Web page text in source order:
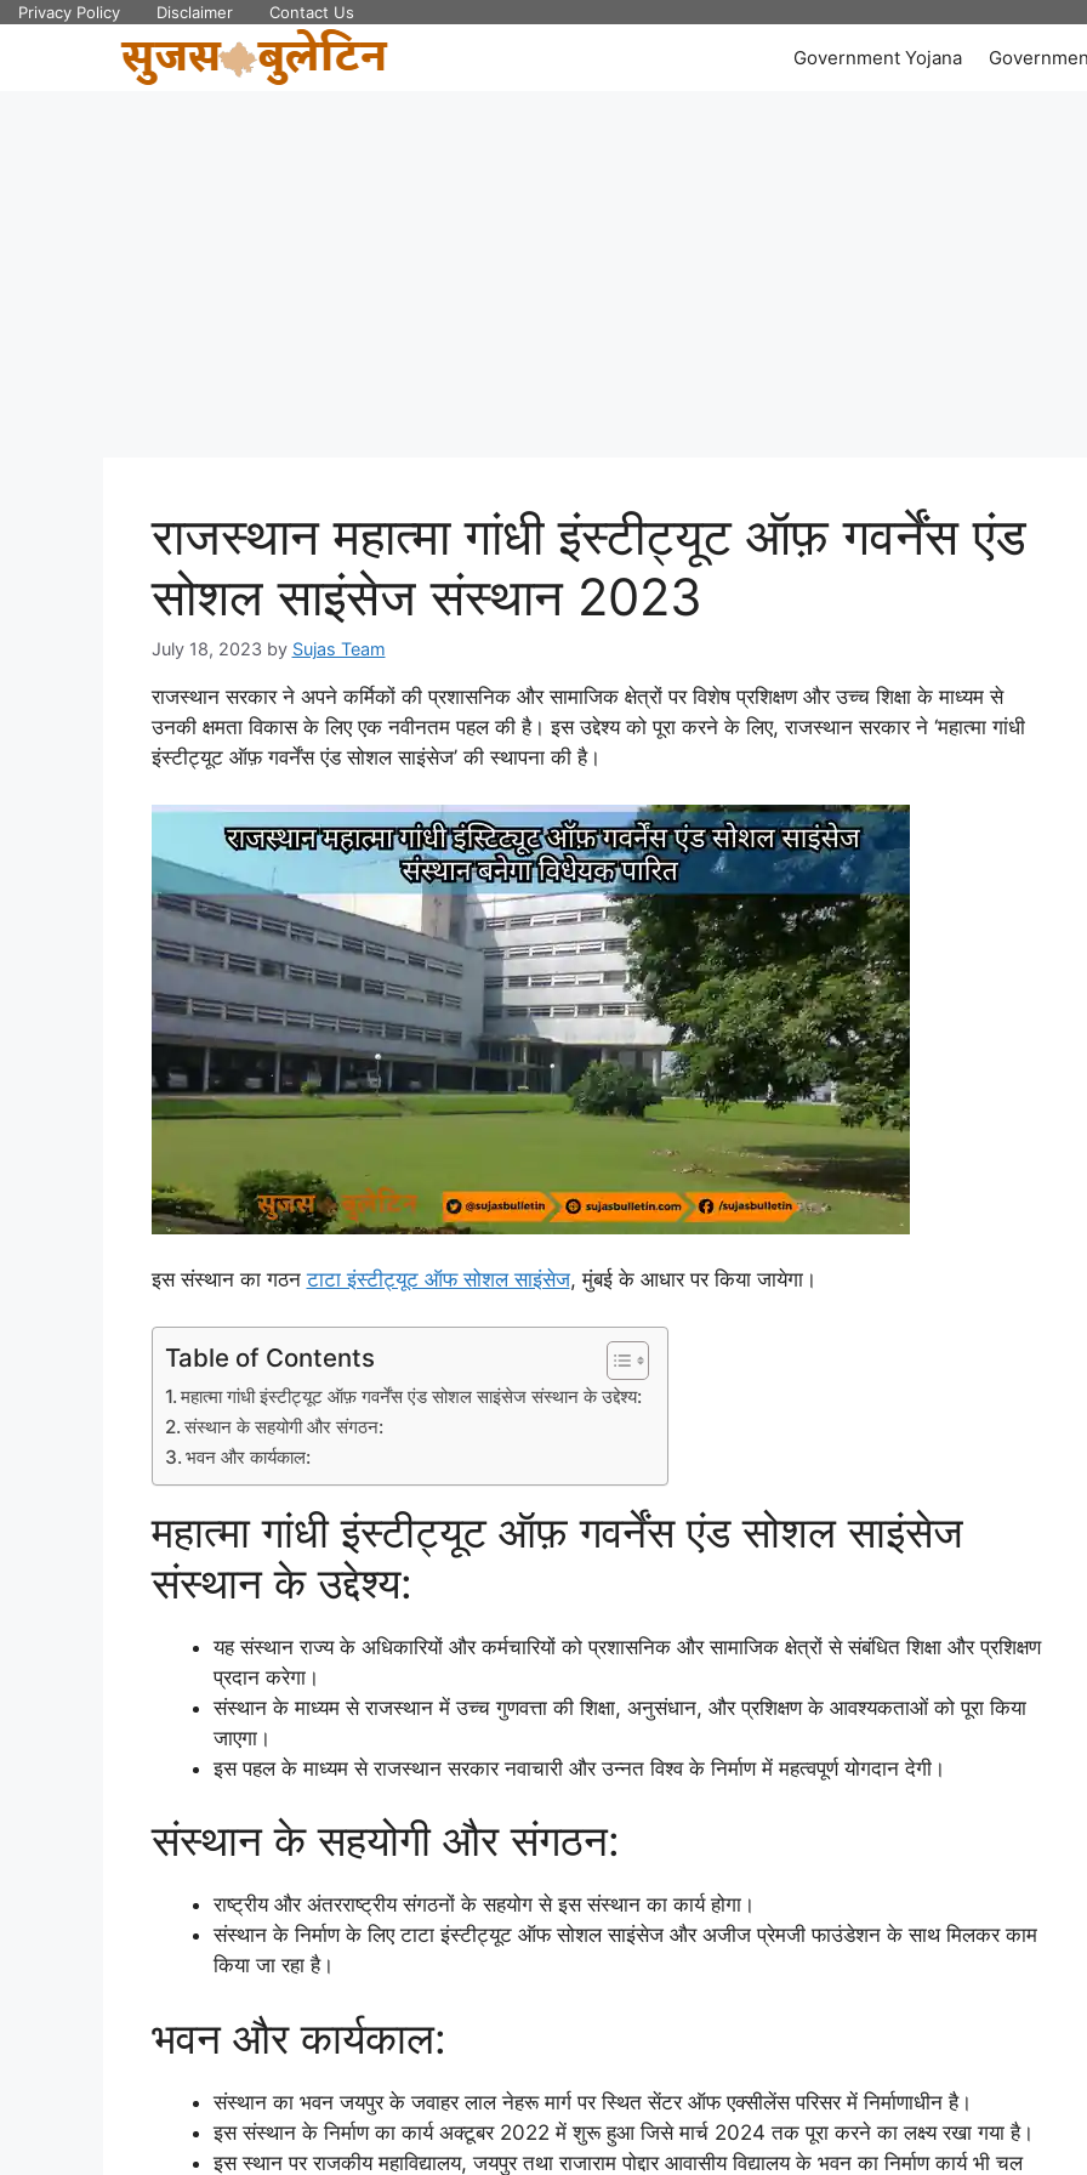
SkipPrivacy Policy Disclaimer Contact Us
Government Yojana
राजस्थान महात्मा गांधी इंस्टीट्यूट ऑफ़ गवर्नेंस एंड
सोशल साइंसेज संस्थान 2023
July 18, 2023 by Sujas Team
राजस्थान सरकार ने अपने कर्मिकों की प्रशासनिक और सामाजिक क्षेत्रों पर विशेष प्रशिक्षण और उच्च शिक्षा के माध्यम से
उनकी क्षमता विकास के लिए एक नवीनतम पहल की है। इस उद्देश्य को पूरा करने के लिए, राजस्थान सरकार ने ‘महात्मा गांधी
इंस्टीट्यूट ऑफ़ गवर्नेंस एंड सोशल साइंसेज’ की स्थापना की है।
इस संस्थान का गठनटाटा इंस्टीट्यूट ऑफ सोशल साइंसेज, मुंबई के आधार पर किया जायेगा।
Table of Contents
महात्मा गांधी इंस्टीट्यूट ऑफ़ गवर्नेंस एंड सोशल साइंसेज संस्थान के उद्देश्य:
संस्थान के सहयोगी और संगठन:
भवन और कार्यकाल:
महात्मा गांधी इंस्टीट्यूट ऑफ़ गवर्नेंस एंड सोशल साइंसेज
संस्थान के उद्देश्य:
यह संस्थान राज्य के अधिकारियों और कर्मचारियों को प्रशासनिक और सामाजिक क्षेत्रों से संबंधित शिक्षा और प्रशिक्षण
प्रदान करेगा।
संस्थान के माध्यम से राजस्थान में उच्च गुणवत्ता की शिक्षा, अनुसंधान, और प्रशिक्षण के आवश्यकताओं को पूरा किया
जाएगा।
इस पहल के माध्यम से राजस्थान सरकार नवाचारी और उन्नत विश्व के निर्माण में महत्वपूर्ण योगदान देगी।
संस्थान के सहयोगी और संगठन:
राष्ट्रीय और अंतरराष्ट्रीय संगठनों के सहयोग से इस संस्थान का कार्य होगा।
संस्थान के निर्माण के लिए टाटा इंस्टीट्यूट ऑफ सोशल साइंसेज और अजीज प्रेमजी फाउंडेशन के साथ मिलकर काम
किया जा रहा है।
भवन और कार्यकाल:
संस्थान का भवन जयपुर के जवाहर लाल नेहरू मार्ग पर स्थित सेंटर ऑफ एक्सीलेंस परिसर में निर्माणाधीन है।
इस संस्थान के निर्माण का कार्य अक्टूबर 2022 में शुरू हुआ जिसे मार्च 2024 तक पूरा करने का लक्ष्य रखा गया है।
इस स्थान पर राजकीय महाविद्यालय, जयपुर तथा राजाराम पोद्दार आवासीय विद्यालय के भवन का निर्माण कार्य भी चल